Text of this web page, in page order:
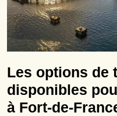
Les options de
disponibles
à Fort-de-